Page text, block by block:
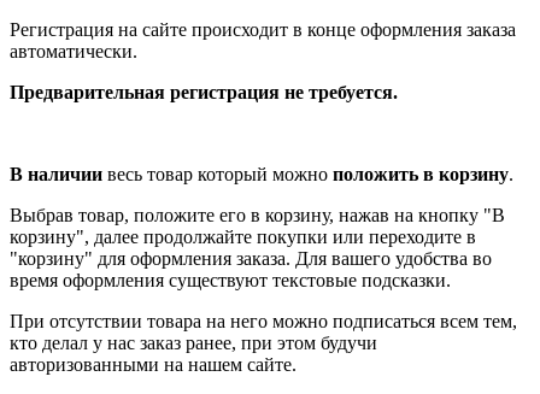
Регистрация на сайте происходит в конце оформления заказа
автоматически.
Предварительная регистрация не требуется.
В наличии весь товар который можно положить в корзину.
Выбрав товар, положите его в корзину, нажав на кнопку "В
корзину", далее продолжайте покупки или переходите в
"корзину" для оформления заказа. Для вашего удобства во
время оформления существуют текстовые подсказки.
При отсутствии товара на него можно подписаться всем тем,
кто делал у нас заказ ранее, при этом будучи
авторизованными на нашем сайте.